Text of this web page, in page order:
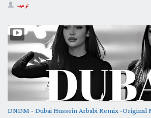
تو عرب
DNDM - Dubai Hussein Arbabi Remix -